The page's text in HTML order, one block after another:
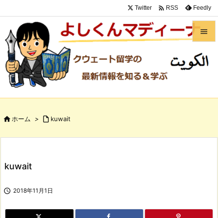


メニュ

次へ
Twitter  RSS Feedly
ホーム >  kuwait
kuwait
 2018年11月1日